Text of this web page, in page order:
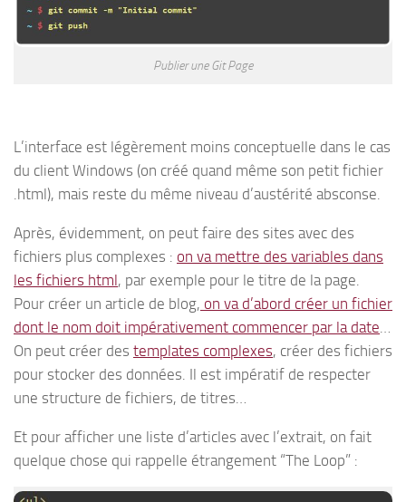
Publier une Git Page
L’interface est légèrement moins conceptuelle dans le cas
du client Windows (on créé quand même son petit fichier
.html), mais reste du même niveau d’austérité absconse.
Après, évidemment, on peut faire des sites avec des
fichiers plus complexes : on va mettre des variables dans
les fichiers html, par exemple pour le titre de la page.
Pour créer un article de blog, on va d’abord créer un fichier
dont le nom doit impérativement commencer par la date…
On peut créer des templates complexes, créer des fichiers
pour stocker des données. Il est impératif de respecter
une structure de fichiers, de titres…
Et pour afficher une liste d’articles avec l’extrait, on fait
quelque chose qui rappelle étrangement “The Loop” :